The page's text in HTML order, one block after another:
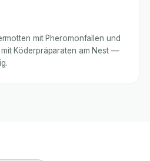
mit Pheromonfallen und
Köderpräparaten am Nest —